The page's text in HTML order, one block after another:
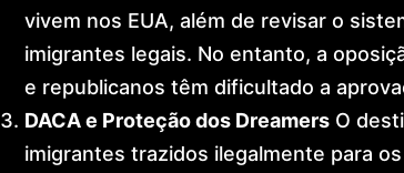
vivem nos EUA, além de revisar o
imigrantes legais. No entanto, a
e republicanos têm dificultado a
DACA e Proteção dos DreamersO
imigrantes trazidos ilegalmente para